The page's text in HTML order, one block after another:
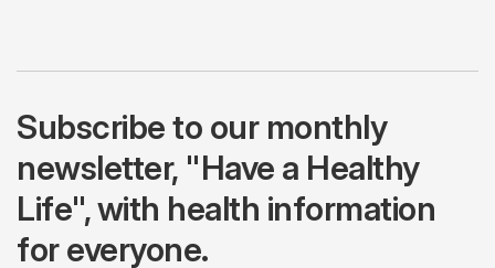
Subscribe to our monthly
newsletter, "Have a Healthy
Life", with health information
for everyone.